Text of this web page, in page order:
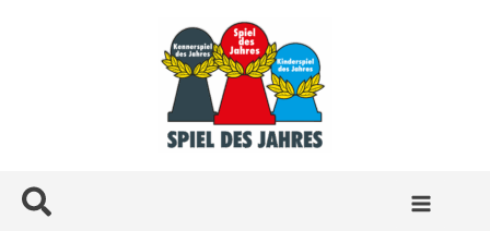
Suchen